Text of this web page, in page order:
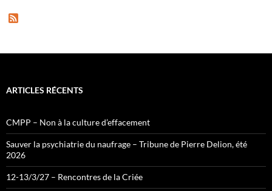
ARTICLES RÉCENTS
CMPP – Non à la culture d’effacement
Sauver la psychiatrie du naufrage – Tribune de Pierre Delion, été
2026
12-13/3/27 – Rencontres de la Criée